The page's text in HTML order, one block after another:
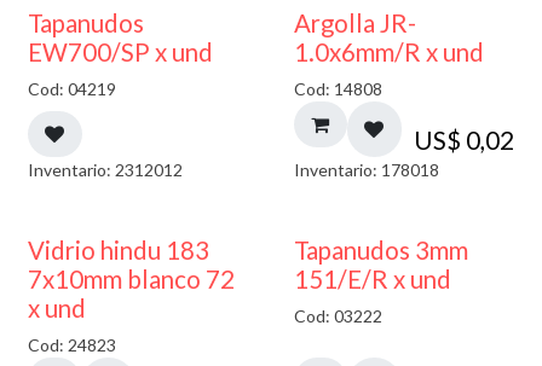
50% DESCUENTO
Tapanudos
EW700/SP x und
Cod: 04219
Inventario: 2312012
Argolla JR-
1.0x6mm/R x und
Cod: 14808
US$ 0,02
Inventario: 178018
40% DESCUENTO
Vidrio hindu 183
7x10mm blanco 72
x und
Cod: 24823
Tapanudos 3mm
151/E/R x und
Cod: 03222